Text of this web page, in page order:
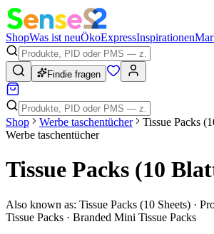
ShopWas ist neuÖkoExpressInspirationen
Findie fragen
Shop Werbe taschentücher
Tissue Packs
Werbe taschentücher
Tissue Packs (10
Also known as: Tissue Packs (10 Sheets) ·
Tissue Packs · Branded Mini Tissue Packs